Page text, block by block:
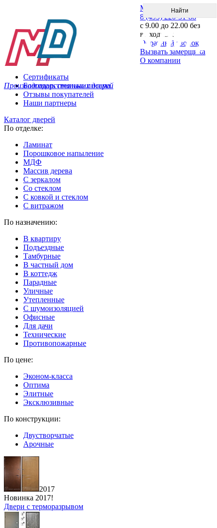
Производитель стальных дверей
Меню
8 (495) 220-51-88
с 9.00 до 22.00 без
выходных
Обратный звонок
Вызвать замерщика
О компании
Сертификаты
Благодарственные письма
Отзывы покупателей
Наши партнеры
Каталог дверей
По отделке:
Ламинат
Порошковое напыление
МДФ
Массив дерева
С зеркалом
Со стеклом
С ковкой и стеклом
С витражом
По назначению:
В квартиру
Подъездные
Тамбурные
В частный дом
В коттедж
Парадные
Уличные
Утепленные
C шумоизоляцией
Офисные
Для дачи
Технические
Противопожарные
По цене:
Эконом-класса
Оптима
Элитные
Эксклюзивные
По конструкции:
Двустворчатые
Арочные
2017
Новинка 2017!
Двери с терморазрывом